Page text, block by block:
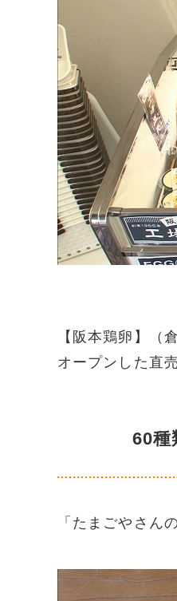
【阪本鶏卵】（
オープンした直
60種
「たまごやさん